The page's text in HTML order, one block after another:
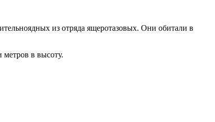
из отряда ящеротазовых. Они обитали в
в высоту.